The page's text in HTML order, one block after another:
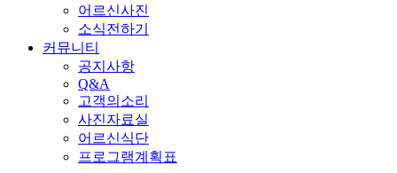
어르신사진
소식전하기
커뮤니티
공지사항
Q&A
고객의소리
사진자료실
어르신식단
프로그램계획표